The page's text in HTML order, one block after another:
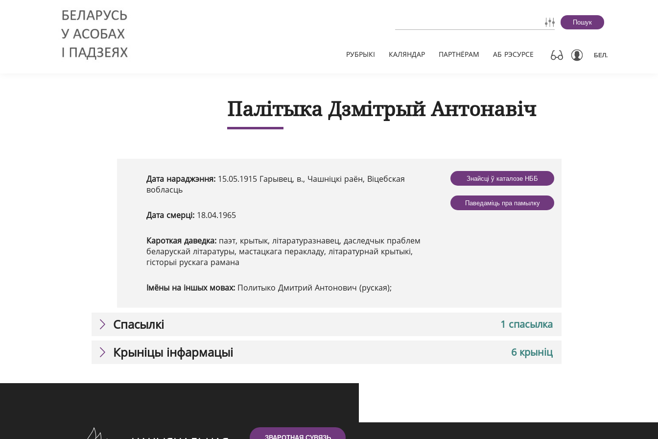
Пошук
РУБРЫКІ КАЛЯНДАР ПАРТНЁРАМ АБ РЭСУРСЕ БЕЛ.
Палітыка Дзмітрый Антонавіч
Дата нараджэння: 15.05.1915 Гарывец, в., Чашніцкі раён, Віцебская
вобласць
Дата смерці: 18.04.1965
Кароткая даведка: паэт, крытык, літаратуразнавец, даследчык праблем
беларускай літаратуры, мастацкага перакладу, літаратурнай крытыкі,
гісторыі рускага рамана
Імёны на іншых мовах: Политыко Дмитрий Антонович (руская);
Знайсці ў каталозе НББ
Паведаміць пра памылку
1 спасылка
Спасылкі
6 крыніц
Крыніцы інфармацыі